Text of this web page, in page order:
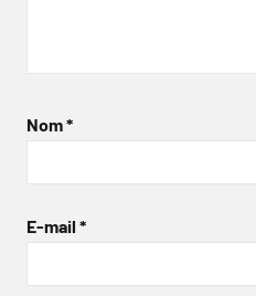
Nom*
E-mail *